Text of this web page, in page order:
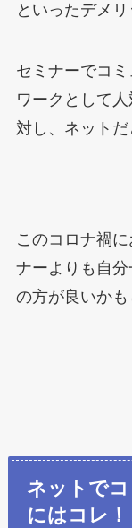
といったデメリ
セミナーでコ
ワークとして
対し、ネットだ
このコロナ禍
ナーよりも自
の方が良いかも
ネットで
にはコレ！